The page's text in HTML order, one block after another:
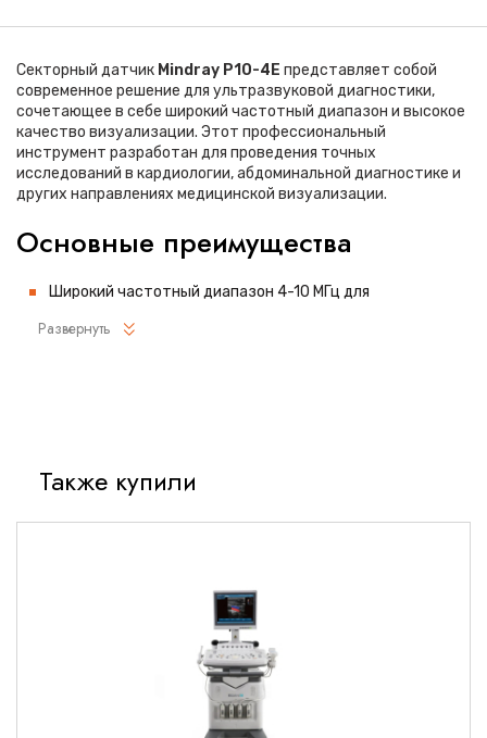
Секторный датчик Mindray P10-4E представляет собой
современное решение для ультразвуковой диагностики,
сочетающее в себе широкий частотный диапазон и высокое
качество визуализации. Этот профессиональный
инструмент разработан для проведения точных
исследований в кардиологии, абдоминальной диагностике и
других направлениях медицинской визуализации.
Основные преимущества
Широкий частотный диапазон 4-10 МГц для
Полная совместимость с ультразвуковыми системами
Mindray
Технические характеристики
Параметры датчика
Тип: секторный фазированный
Развернуть
Также купили